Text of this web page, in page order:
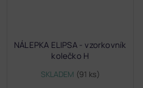
NÁLEPKA ELIPSA - vzorkovník
kolečko H
SKLADEM (91 ks)